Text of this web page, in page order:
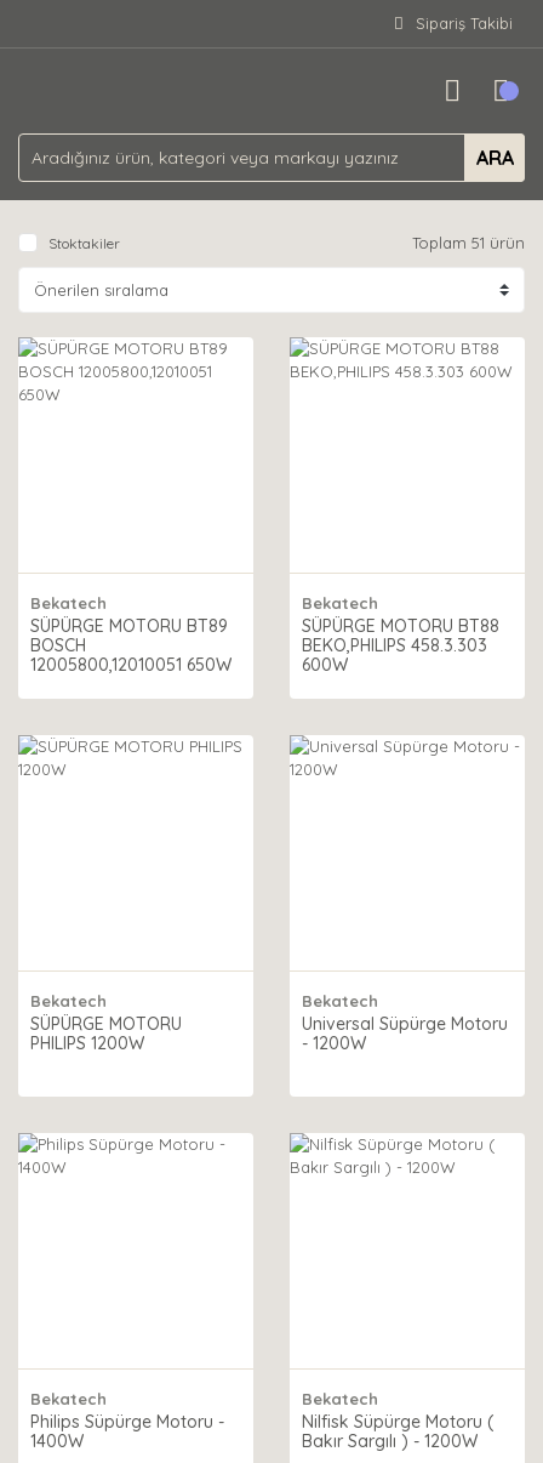
Sipariş Takibi
ARA
Stoktakiler Toplam 51 ürün
Bekatech
SÜPÜRGE MOTORU BT89
BOSCH
12005800,12010051 650W
Bekatech
SÜPÜRGE MOTORU BT88
BEKO,PHILIPS 458.3.303
600W
Bekatech
SÜPÜRGE MOTORU
PHILIPS 1200W
Bekatech
Universal Süpürge Motoru
- 1200W
Bekatech
Philips Süpürge Motoru -
1400W
Bekatech
Nilfisk Süpürge Motoru (
Bakır Sargılı ) - 1200W